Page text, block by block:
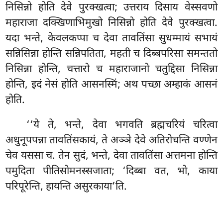
निसिन्नो होति देवे पुरक्खत्वा; उत्तराय दिसाय वेस्सवणो
महाराजा दक्खिणाभिमुखो निसिन्नो होति देवे पुरक्खत्वा.
यदा भन्ते, केवलकप्पा च देवा तावतिंसा सुधम्मायं सभायं
सन्निसिन्ना होन्ति सन्निपतिता, महती च दिब्बपरिसा समन्ततो
निसिन्ना होन्ति, चत्तारो च महाराजानो चतुद्दिसा निसिन्ना
होन्ति, इदं नेसं होति आसनस्मिं; अथ पच्छा अम्हाकं आसनं
होति.
‘‘ये ते, भन्ते, देवा भगवति ब्रह्मचरियं चरित्वा
अधुनूपपन्ना तावतिंसकायं, ते अञ्ञे देवे अतिरोचन्ति वण्णेन
चेव यससा च. तेन सुदं, भन्ते, देवा तावतिंसा अत्तमना होन्ति
पमुदिता पीतिसोमनस्सजाता; ‘दिब्बा वत, भो, काया
परिपूरेन्ति, हायन्ति असुरकाया’ति.